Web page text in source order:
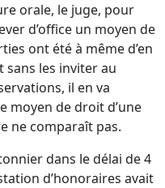
orale, le juge, pour
d’office un moyen de
ont été à même d’en
les inviter au
il en va
moyen de droit d’une
ne comparaît pas.
dans le délai de 4
d’honoraires avait